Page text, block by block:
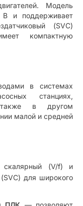
Модель
В и поддерживает
(SVC)
компактную
в системах
станциях,
также в другом
малой и средней
(V/f) и
для широкого